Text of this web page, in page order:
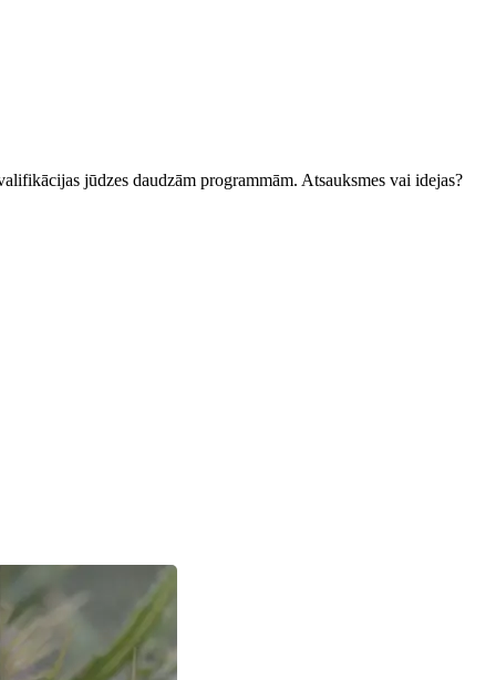
jūdzes daudzām programmām. Atsauksmes vai idejas?